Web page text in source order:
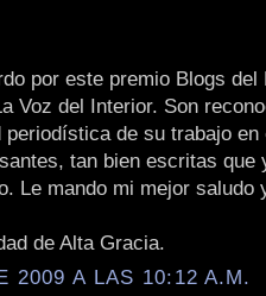
por este premio Blogs
Voz del Interior. Son
de su trabajo en
tan bien escritas que
Le mando mi mejor saludo
de Alta Gracia.
2009 A LAS 10:12 A.M.